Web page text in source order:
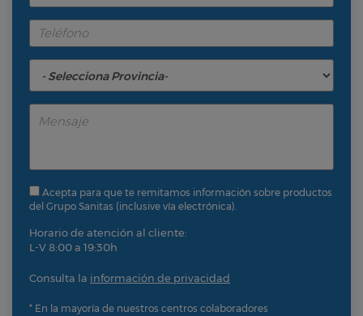
Acepta para que te remitamos información sobre productos
del Grupo Sanitas (inclusive vía electrónica).
Horario de atención al cliente:
L-V 8:00 a 19:30h
Consulta la información de privacidad
* En la mayoría de nuestros centros colaboradores